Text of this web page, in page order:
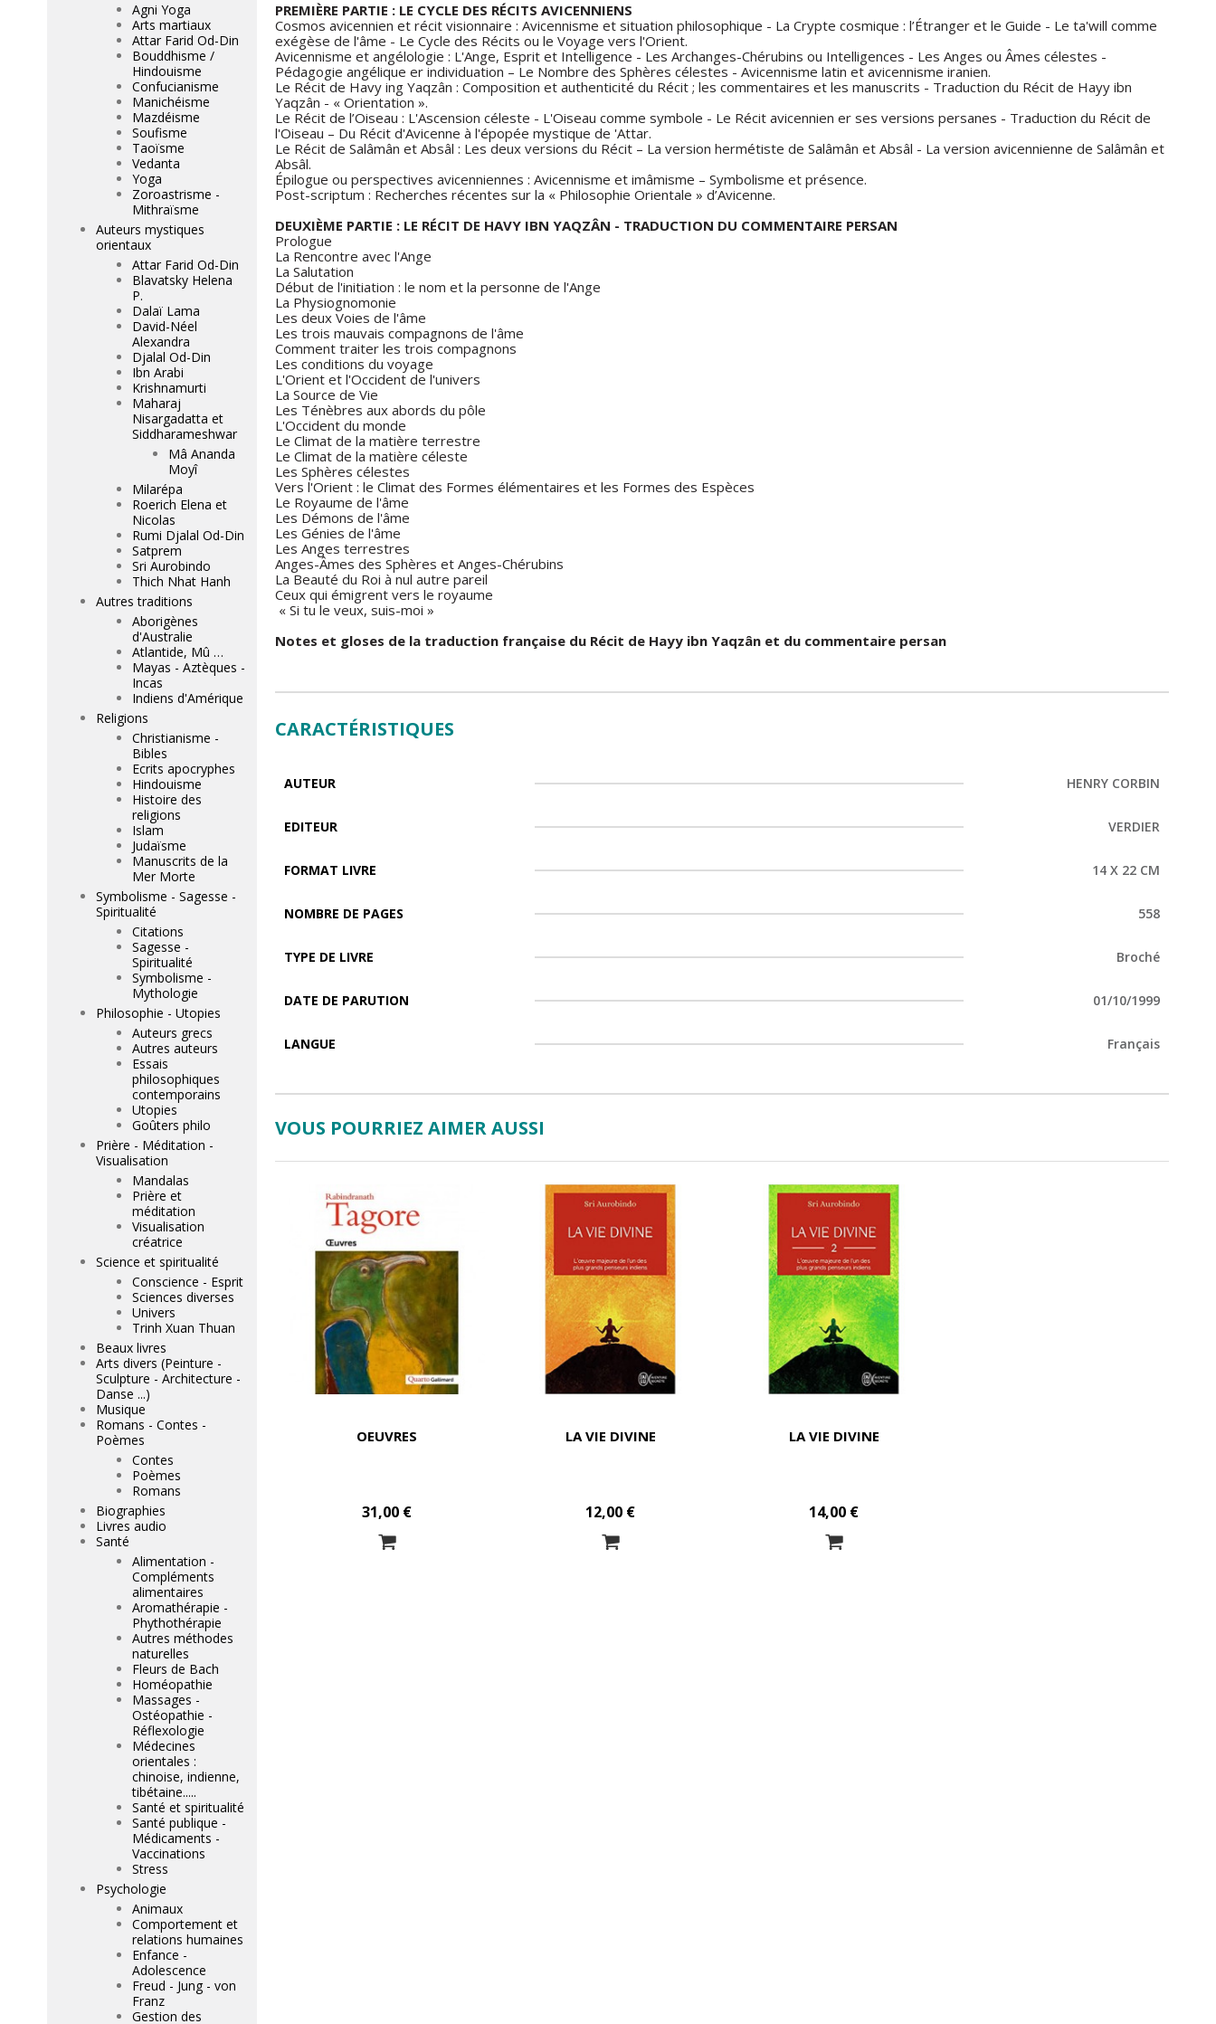
PREMIÈRE PARTIE : LE CYCLE DES RÉCITS AVICENNIENS
Cosmos avicennien et récit visionnaire : Avicennisme et situation philosophique - La Crypte cosmique : l’Étranger et le Guide - Le ta'will comme
exégèse de l'âme - Le Cycle des Récits ou le Voyage vers l'Orient.
Avicennisme et angélologie : L'Ange, Esprit et Intelligence - Les Archanges-Chérubins ou Intelligences - Les Anges ou Âmes célestes -
Pédagogie angélique er individuation – Le Nombre des Sphères célestes - Avicennisme latin et avicennisme iranien.
Le Récit de Havy ing Yaqzân : Composition et authenticité du Récit ; les commentaires et les manuscrits - Traduction du Récit de Hayy ibn
Yaqzân - « Orientation ».
Le Récit de l’Oiseau : L'Ascension céleste - L'Oiseau comme symbole - Le Récit avicennien er ses versions persanes - Traduction du Récit de
l'Oiseau – Du Récit d'Avicenne à l'épopée mystique de 'Attar.
Le Récit de Salâmân et Absâl : Les deux versions du Récit – La version hermétiste de Salâmân et Absâl - La version avicennienne de Salâmân et
Absâl.
Épilogue ou perspectives avicenniennes : Avicennisme et imâmisme – Symbolisme et présence.
Post-scriptum : Recherches récentes sur la « Philosophie Orientale » d’Avicenne.
DEUXIÈME PARTIE : LE RÉCIT DE HAVY IBN YAQZÂN - TRADUCTION DU COMMENTAIRE PERSAN
Prologue
La Rencontre avec l'Ange
La Salutation
Début de l'initiation : le nom et la personne de l'Ange
La Physiognomonie
Les deux Voies de l'âme
Les trois mauvais compagnons de l'âme
Comment traiter les trois compagnons
Les conditions du voyage
L'Orient et l'Occident de l'univers
La Source de Vie
Les Ténèbres aux abords du pôle
L'Occident du monde
Le Climat de la matière terrestre
Le Climat de la matière céleste
Les Sphères célestes
Vers l'Orient : le Climat des Formes élémentaires et les Formes des Espèces
Le Royaume de l'âme
Les Démons de l'âme
Les Génies de l'âme
Les Anges terrestres
Anges-Âmes des Sphères et Anges-Chérubins
La Beauté du Roi à nul autre pareil
Ceux qui émigrent vers le royaume
« Si tu le veux, suis-moi »
Notes et gloses de la traduction française du Récit de Hayy ibn Yaqzân et du commentaire persan
CARACTÉRISTIQUES
AUTEUR HENRY CORBIN
EDITEUR VERDIER
FORMAT LIVRE 14 X 22 CM
NOMBRE DE PAGES 558
TYPE DE LIVRE Broché
DATE DE PARUTION 01/10/1999
LANGUE Français
VOUS POURRIEZ AIMER AUSSI
OEUVRES
31,00 €
LA VIE DIVINE
12,00 €
LA VIE DIVINE
14,00 €
Agni Yoga
Arts martiaux
Attar Farid Od-Din
Bouddhisme /
Hindouisme
Confucianisme
Manichéisme
Mazdéisme
Soufisme
Taoïsme
Vedanta
Yoga
Zoroastrisme -
Mithraïsme
Auteurs mystiques
orientaux
Attar Farid Od-Din
Blavatsky Helena
P.
Dalaï Lama
David-Néel
Alexandra
Djalal Od-Din
Ibn Arabi
Krishnamurti
Maharaj
Nisargadatta et
Siddharameshwar
Mâ Ananda
Moyî
Milarépa
Roerich Elena et
Nicolas
Rumi Djalal Od-Din
Satprem
Sri Aurobindo
Thich Nhat Hanh
Autres traditions
Aborigènes
d'Australie
Atlantide, Mû …
Mayas - Aztèques -
Incas
Indiens d'Amérique
Religions
Christianisme -
Bibles
Ecrits apocryphes
Hindouisme
Histoire des
religions
Islam
Judaïsme
Manuscrits de la
Mer Morte
Symbolisme - Sagesse -
Spiritualité
Citations
Sagesse -
Spiritualité
Symbolisme -
Mythologie
Philosophie - Utopies
Auteurs grecs
Autres auteurs
Essais
philosophiques
contemporains
Utopies
Goûters philo
Prière - Méditation -
Visualisation
Mandalas
Prière et
méditation
Visualisation
créatrice
Science et spiritualité
Conscience - Esprit
Sciences diverses
Univers
Trinh Xuan Thuan
Beaux livres
Arts divers (Peinture -
Sculpture - Architecture -
Danse ...)
Musique
Romans - Contes -
Poèmes
Contes
Poèmes
Romans
Biographies
Livres audio
Santé
Alimentation -
Compléments
alimentaires
Aromathérapie -
Phythothérapie
Autres méthodes
naturelles
Fleurs de Bach
Homéopathie
Massages -
Ostéopathie -
Réflexologie
Médecines
orientales :
chinoise, indienne,
tibétaine.....
Santé et spiritualité
Santé publique -
Médicaments -
Vaccinations
Stress
Psychologie
Animaux
Comportement et
relations humaines
Enfance -
Adolescence
Freud - Jung - von
Franz
Gestion des